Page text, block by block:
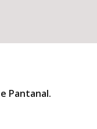
Pantanal.